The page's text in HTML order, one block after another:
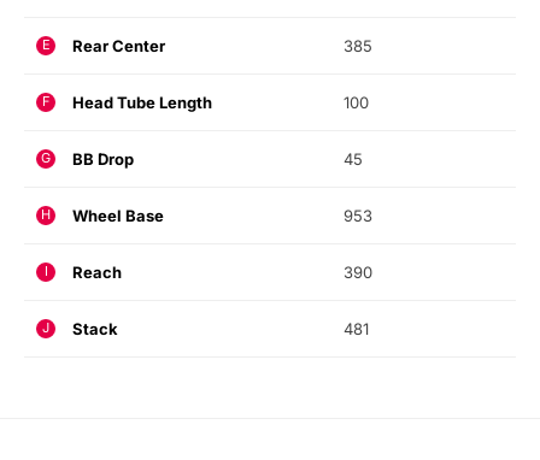
E Rear Center 385
F Head Tube Length 100
G BB Drop 45
H Wheel Base 953
I Reach 390
J Stack 481